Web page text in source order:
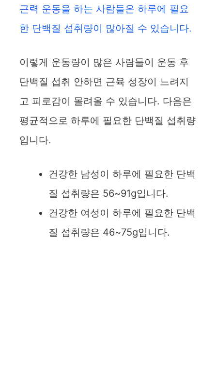
근력 운동을 하는 사람들은 하루에 필요
한 단백질 섭취량이 많아질 수 있습니다.
이렇게 운동량이 많은 사람들이 운동 후
단백질 섭취 안하면 근육 성장이 느려지
고 피로감이 몰려올 수 있습니다. 다음은
평균적으로 하루에 필요한 단백질 섭취량
입니다.
건강한 남성이 하루에 필요한 단백
질 섭취량은 56~91g입니다.
건강한 여성이 하루에 필요한 단백
질 섭취량은 46~75g입니다.